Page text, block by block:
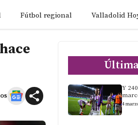
Fútbol regional Valladolid
Y
4